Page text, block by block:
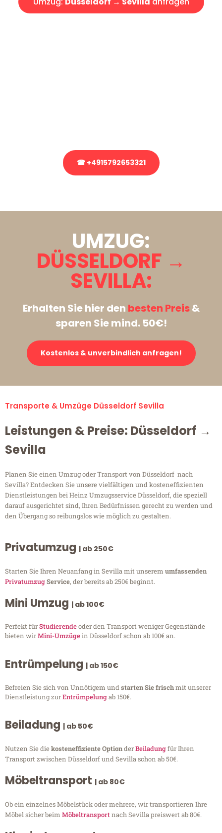
☎ +4915792653321
UMZUG:
DÜSSELDORF →
SEVILLA:
Erhalten Sie hier den besten Preis&
sparen Sie mind. 50€!
Kostenlos & unverbindlich anfragen!
Transporte & Umzüge Düsseldorf Sevilla
Leistungen & Preise: Düsseldorf →
Sevilla
Planen Sie einen Umzug oder Transport von Düsseldorf nach
Sevilla? Entdecken Sie unsere vielfältigen und kosteneffizienten
Dienstleistungen bei Heinz Umzugsservice Düsseldorf, die speziell
darauf ausgerichtet sind, Ihren Bedürfnissen gerecht zu werden und
den Übergang so reibungslos wie möglich zu gestalten.
Privatumzug | ab 250€
Starten Sie Ihren Neuanfang in Sevilla mit unserem umfassenden
PrivatumzugService, der bereits ab 250€ beginnt.
Mini Umzug | ab 100€
Perfekt fürStudierendeoder den Transport weniger Gegenstände
bieten wirMini-Umzügein Düsseldorf schon ab 100€ an.
Entrümpelung | ab 150€
Befreien Sie sich von Unnötigem undstarten Sie frischmit unserer
Dienstleistung zurEntrümpelungab 150€.
Beiladung | ab 50€
Nutzen Sie diekosteneffiziente OptionderBeiladungfür Ihren
Transport zwischen Düsseldorf und Sevilla schon ab 50€.
Möbeltransport | ab 80€
Ob ein einzelnes Möbelstück oder mehrere, wir transportieren Ihre
Möbel sicher beim Möbeltransportnach Sevilla preiswert ab 80€.